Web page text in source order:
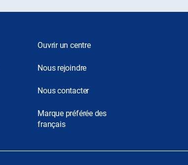
Ouvrir un centre
Nous rejoindre
Nous contacter
Marque préférée des
français